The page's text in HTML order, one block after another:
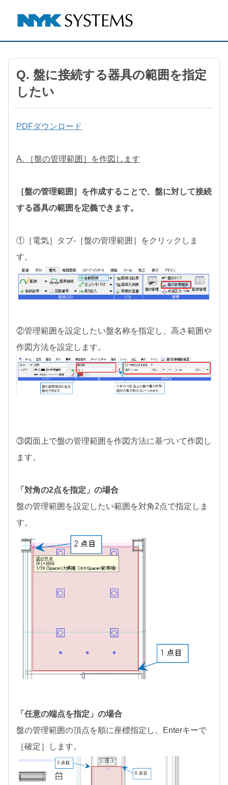
Q. 盤に接続する器具の範囲を指定
したい
PDFダウンロード
A. ［盤の管理範囲］を作図します
［盤の管理範囲］を作成することで、盤に対して接続
する器具の範囲を定義できます。
①［電気］タブ-［盤の管理範囲］をクリックしま
す。
②管理範囲を設定したい盤名称を指定し、高さ範囲や
作図方法を設定します。
③図面上で盤の管理範囲を作図方法に基づいて作図し
ます。
「対角の2点を指定」の場合
盤の管理範囲を設定したい範囲を対角2点で指定しま
す。
「任意の端点を指定」の場合
盤の管理範囲の頂点を順に座標指定し、Enterキーで
［確定］します。